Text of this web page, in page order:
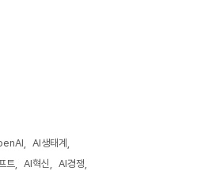
AI생태계
트 AI혁신
AI경쟁